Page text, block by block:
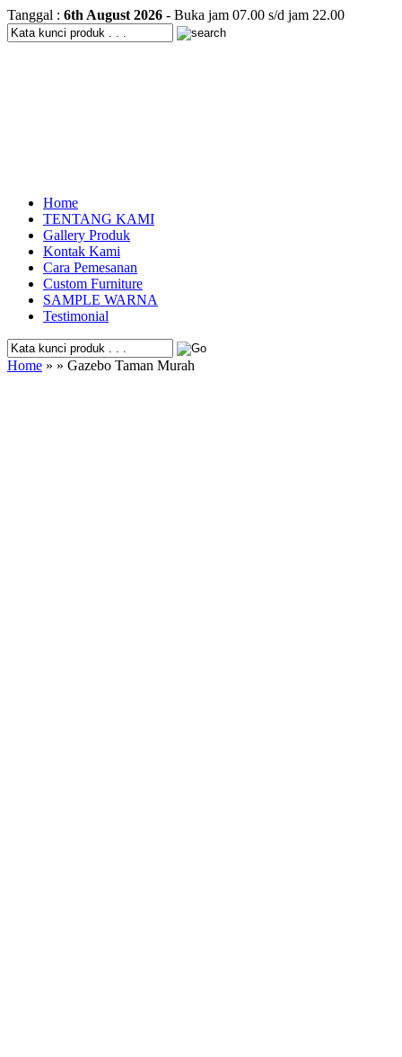
Tanggal : 6th August 2026 - Buka jam 07.00 s/d jam 22.00
Home
TENTANG KAMI
Gallery Produk
Kontak Kami
Cara Pemesanan
Custom Furniture
SAMPLE WARNA
Testimonial
Home » » Gazebo Taman Murah